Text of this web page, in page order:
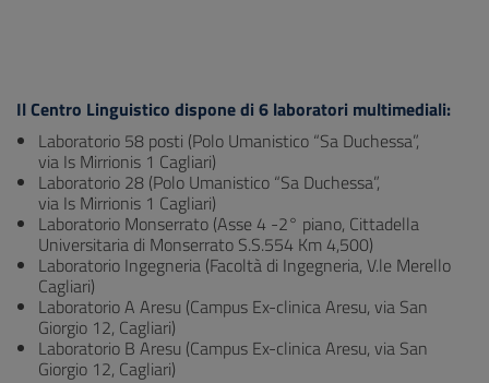
Il Centro Linguistico dispone di 6 laboratori multimediali:
Laboratorio 58 posti (Polo Umanistico “Sa Duchessa”,
via Is Mirrionis 1 Cagliari)
Laboratorio 28 (Polo Umanistico “Sa Duchessa”,
via Is Mirrionis 1 Cagliari)
Laboratorio Monserrato (Asse 4 -2° piano, Cittadella
Universitaria di Monserrato S.S.554 Km 4,500)
Laboratorio Ingegneria (Facoltà di Ingegneria, V.le Merello
Cagliari)
Laboratorio A Aresu (Campus Ex-clinica Aresu, via San
Giorgio 12, Cagliari)
Laboratorio B Aresu (Campus Ex-clinica Aresu, via San
Giorgio 12, Cagliari)